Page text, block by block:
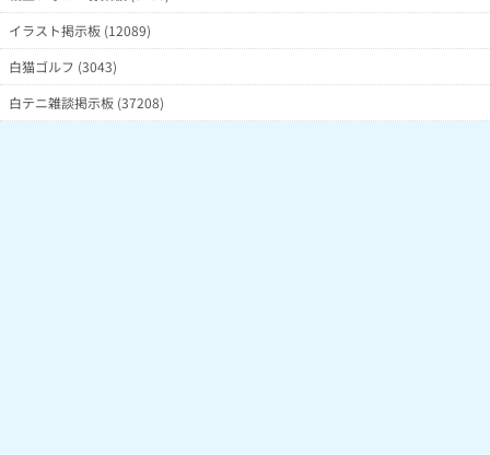
イラスト掲示板 (12089)
白猫ゴルフ (3043)
白テニ雑談掲示板 (37208)